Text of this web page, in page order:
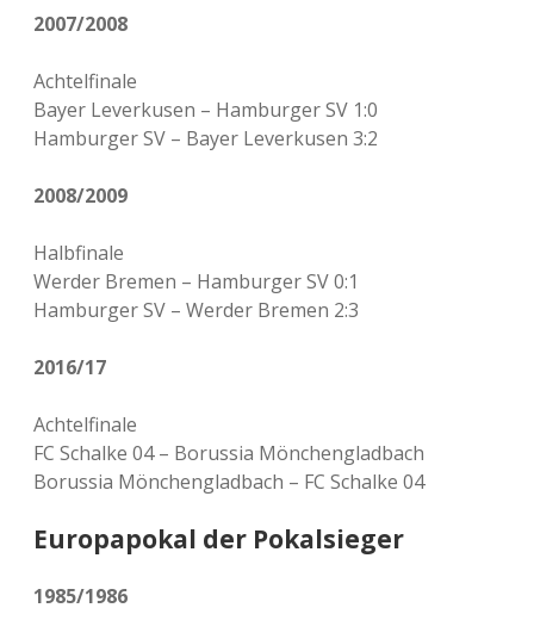
2007/2008
Achtelfinale
Bayer Leverkusen – Hamburger SV 1:0
Hamburger SV – Bayer Leverkusen 3:2
2008/2009
Halbfinale
Werder Bremen – Hamburger SV 0:1
Hamburger SV – Werder Bremen 2:3
2016/17
Achtelfinale
FC Schalke 04 – Borussia Mönchengladbach
Borussia Mönchengladbach – FC Schalke 04
Europapokal der Pokalsieger
1985/1986